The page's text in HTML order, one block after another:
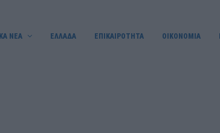
ΝΕΑ ΕΛΛΑΔΑ ΕΠΙΚΑΙΡΟΤΗΤΑ OIKONOMIA